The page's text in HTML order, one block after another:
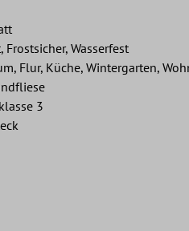
Wasserfest
Flur, Küche, Wintergarten,
3